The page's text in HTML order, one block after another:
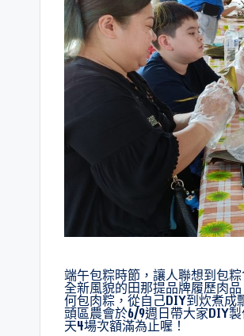
端午包粽時節，讓人聯想到包
全新風貌的田那提品牌履歷肉
何包肉粽，從自己DIY到炊煮
頭區農會於6/9週日帶大家DIY
天4場次額滿為止喔！